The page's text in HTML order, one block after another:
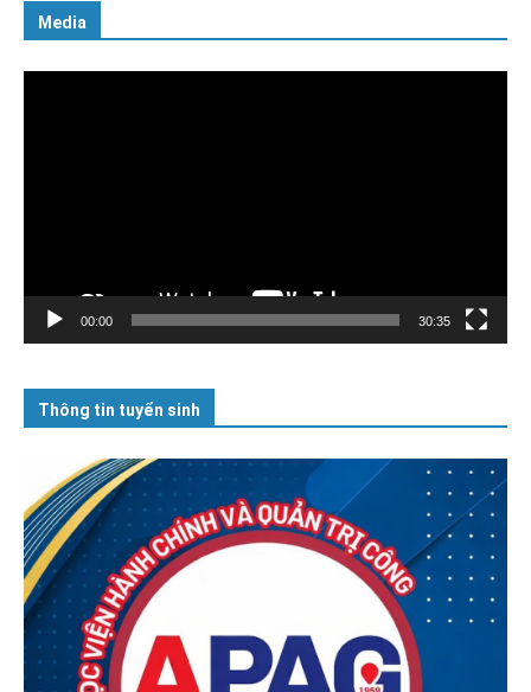
Media
00:00 30:35
Thông tin tuyển sinh